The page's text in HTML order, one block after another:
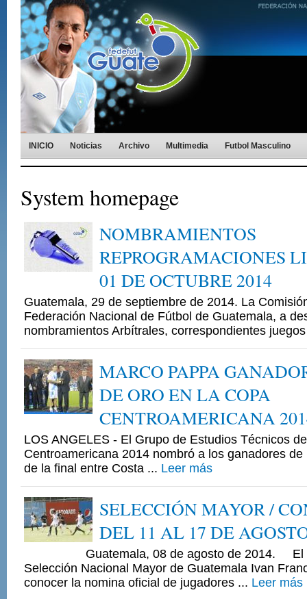
INICIO Noticias Archivo Multimedia Futbol Masculino
System homepage
NOMBRAMIENTOS
REPROGRAMACIONES
01 DE OCTUBRE 2014
Guatemala, 29 de septiembre de 2014. La
Federación Nacional de Fútbol de Guatemala, a
nombramientos Arbítrales, correspondientes
MARCO PAPPA
DE ORO EN LA COPA
CENTROAMERICANA
LOS ANGELES - El Grupo de Estudios Técnicos
Centroamericana 2014 nombró a los ganadores
de la final entre Costa ... Leer más
SELECCIÓN MAYOR /
DEL 11 AL 17 DE
Guatemala, 08 de agosto de 2014. El
Selección Nacional Mayor de Guatemala Ivan
conocer la nomina oficial de jugadores ... Leer más